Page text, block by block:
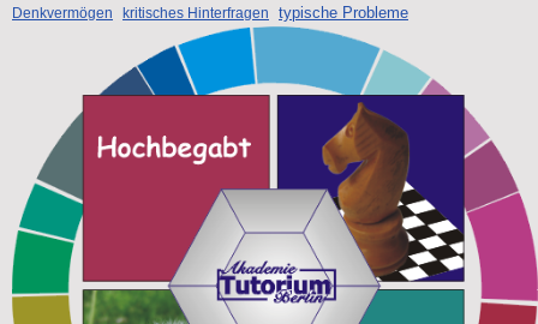
Denkvermögen
kritisches Hinterfragen typische Probleme